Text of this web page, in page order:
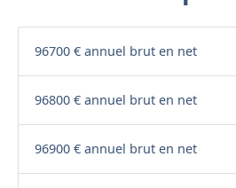
96700 € annuel brut en net
96800 € annuel brut en net
96900 € annuel brut en net